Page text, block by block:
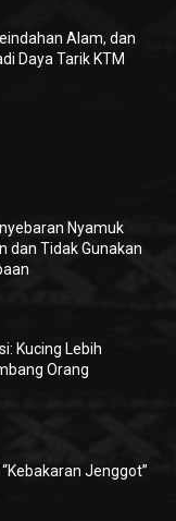
Alam, dan
Daya Tarik KTM
Nyamuk
dan Tidak Gunakan
Kucing Lebih
Orang
Jenggot”